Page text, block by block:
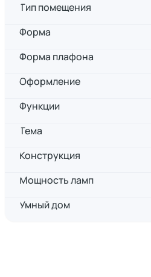
Тип помещения
Форма
Форма плафона
Оформление
Функции
Тема
Конструкция
Мощность ламп
Умный дом